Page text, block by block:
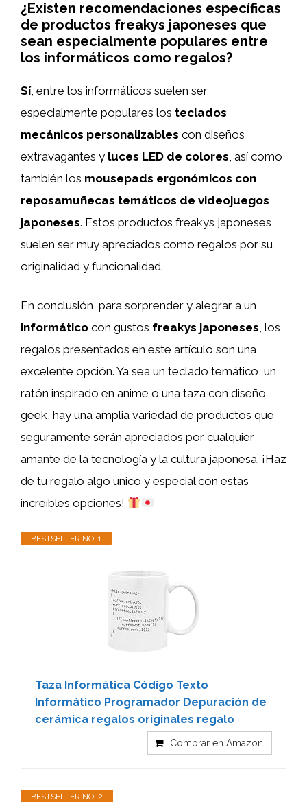
¿Existen recomendaciones específicas
de productos freakys japoneses que
sean especialmente populares entre
los informáticos como regalos?
Sí, entre los informáticos suelen ser
especialmente populares los teclados
mecánicos personalizables con diseños
extravagantes y luces LED de colores , así como
también los mousepads ergonómicos con
reposamuñecas temáticos de videojuegos
japoneses. Estos productos freakys japoneses
suelen ser muy apreciados como regalos por su
originalidad y funcionalidad.
En conclusión, para sorprender y alegrar a un
informático con gustos freakys japoneses, los
regalos presentados en este artículo son una
excelente opción. Ya sea un teclado temático, un
ratón inspirado en anime o una taza con diseño
geek, hay una amplia variedad de productos que
seguramente serán apreciados por cualquier
amante de la tecnología y la cultura japonesa. ¡Haz
de tu regalo algo único y especial con estas
increíbles opciones!
BESTSELLER NO. 1
Taza Informática Código Texto
Informático Programador Depuración de
cerámica regalos originales regalo
Comprar en Amazon
BESTSELLER NO. 2